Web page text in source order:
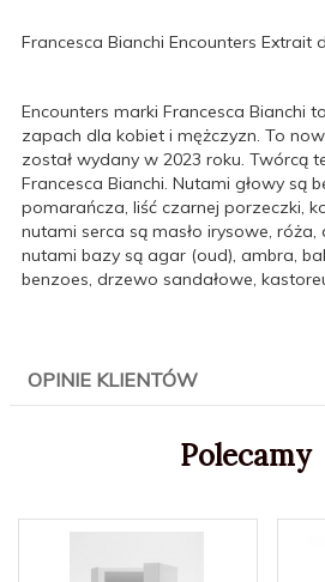
Francesca Bianchi Encounters Extrait
Encounters marki Francesca Bianchi
zapach dla kobiet i mężczyzn. To
został wydany w 2023 roku. Twórcą
Francesca Bianchi. Nutami głowy są
pomarańcza, liść czarnej porzeczki,
nutami serca są masło irysowe, róża,
nutami bazy są agar (oud), ambra,
benzoes, drzewo sandałowe,
OPINIE KLIENTÓW
Polecamy